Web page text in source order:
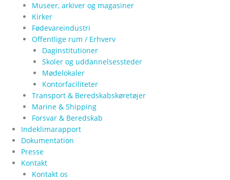
Museer, arkiver og magasiner
Kirker
Fødevareindustri
Offentlige rum / Erhverv
Daginstitutioner
Skoler og uddannelsessteder
Mødelokaler
Kontorfaciliteter
Transport & Beredskabskøretøjer
Marine & Shipping
Forsvar & Beredskab
Indeklimarapport
Dokumentation
Presse
Kontakt
Kontakt os